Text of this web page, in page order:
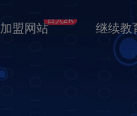
加盟网站日入2K 继续教